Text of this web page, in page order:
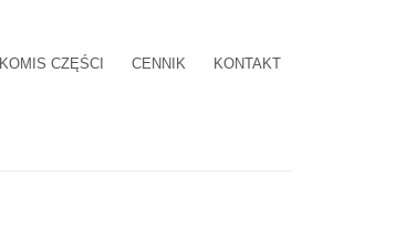
KOMIS CZĘŚCI CENNIK KONTAKT